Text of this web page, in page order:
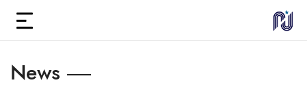
News